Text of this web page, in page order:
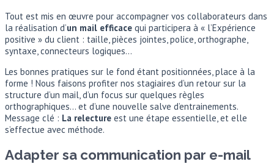
Tout est mis en œuvre pour accompagner vos collaborateurs dans
la réalisation d’un mail efficace qui participera à « l’Expérience
positive » du client : taille, pièces jointes, police, orthographe,
syntaxe, connecteurs logiques…
Les bonnes pratiques sur le fond étant positionnées, place à la
forme ! Nous faisons profiter nos stagiaires d’un retour sur la
structure d’un mail, d’un focus sur quelques règles
orthographiques… et d’une nouvelle salve d’entrainements.
Message clé : La relecture est une étape essentielle, et elle
s’effectue avec méthode.
Adapter sa communication par e-mail